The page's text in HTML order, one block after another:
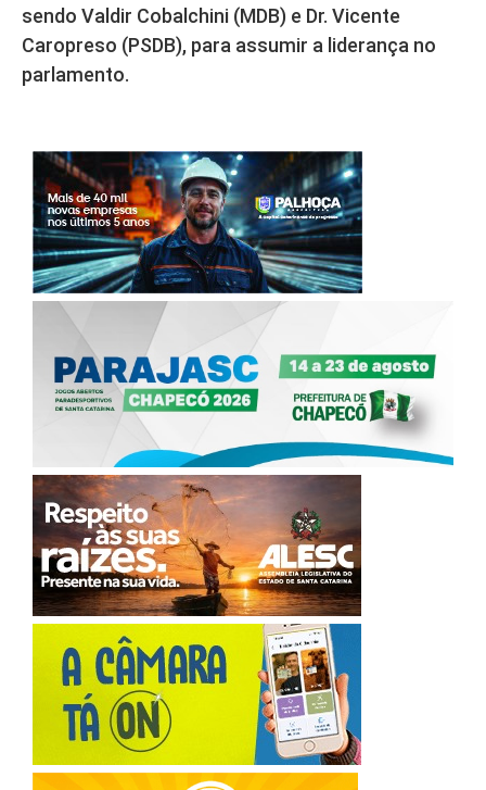
sendo Valdir Cobalchini (MDB) e Dr. Vicente
Caropreso (PSDB), para assumir a liderança no
parlamento.